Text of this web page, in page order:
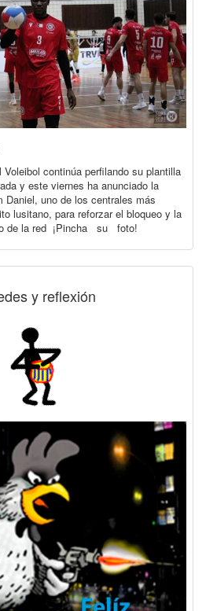
continúa perfilando su plantilla
y este viernes ha anunciado la
Daniel, uno de los centrales más
lusitano, para reforzar el bloqueo y la
de la red ¡Pincha su foto!
y reflexión